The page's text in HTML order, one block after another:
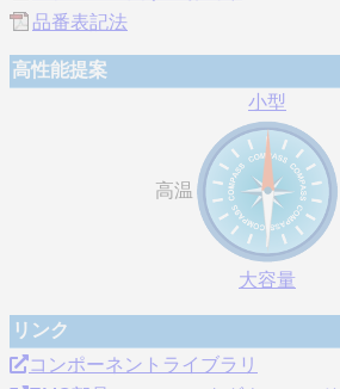
品番表記法
高性能提案
小型
高温
大容量
リンク
コンポーネントライブラリ